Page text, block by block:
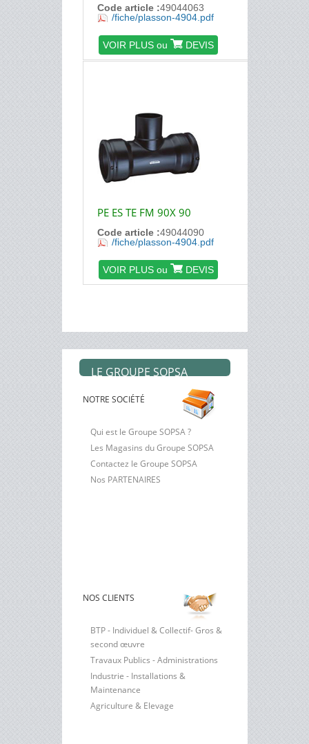
Code article :49044063
/fiche/plasson-4904.pdf
VOIR PLUS ou DEVIS
PE ES TE FM 90X 90
Code article :49044090
/fiche/plasson-4904.pdf
VOIR PLUS ou DEVIS
LE GROUPE SOPSA
NOTRE SOCIÉTÉ
Qui est le Groupe SOPSA ?
Les Magasins du Groupe SOPSA
Contactez le Groupe SOPSA
Nos PARTENAIRES
NOS CLIENTS
BTP - Individuel & Collectif- Gros &
second œuvre
Travaux Publics - Administrations
Industrie - Installations &
Maintenance
Agriculture & Elevage